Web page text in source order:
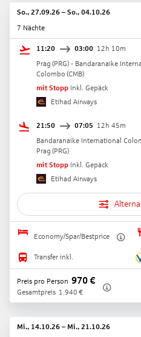
So., 27.09.26 – So., 04.10.26
7 Nächte
11:20 03:00 12h 10m
Prag (PRG) - Bandaranaike
Colombo (CMB)
mit Stopp Inkl. Gepäck
Etihad Airways
21:50 07:05 12h 45m
Bandaranaike International
Prag (PRG)
mit Stopp Inkl. Gepäck
Etihad Airways
Economy/Spar/Bestprice
Transfer inkl.
Preis pro Person 970€
Gesamtpreis 1.940 €
Mi., 14.10.26 – Mi., 21.10.26